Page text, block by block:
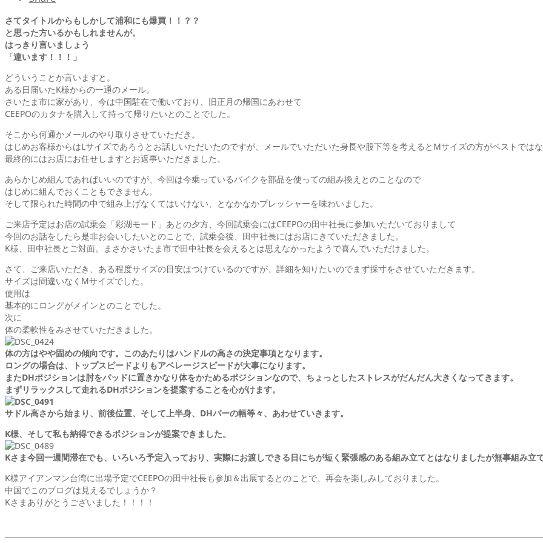
さてタイトルからもしかして浦和にも爆買！！？？
と思った方いるかもしれませんが。
はっきり言いましょう
「違います！！！」
どういうことか言いますと。
ある日届いたK様からの一通のメール。
さいたま市に家があり、今は中国駐在で働いており、旧正月の帰国にあわせて
CEEPOのカタナを購入して持って帰りたいとのことでした。
そこから何通かメールのやり取りさせていただき。
はじめお客様からはLサイズであろうとお話しいただいたのですが、メールでいただいた身長や股下等を考えるとMサイズの方がベストではな
最終的にはお店にお任せしますとお返事いただきました。
あらかじめ組んであればいいのですが、今回は今乗っているバイクを部品を使っての組み換えとのことなので
はじめに組んでおくこともできません。
そして限られた時間の中で組み上げなくてはいけない、となかなかプレッシャーを味わいました。
ご来店予定はお店の試乗会「彩湖モード」あとの夕方、今回試乗会にはCEEPOの田中社長に参加いただいておりまして
今回のお話をしたら是非お会いしたいとのことで、試乗会後、田中社長にはお店にきていただきました。
K様、田中社長とご対面。まさかさいたま市で田中社長を会えるとは思えなかったようで喜んでいただけました。
さて、ご来店いただき、ある程度サイズの目安はつけているのですが、詳細を知りたいのでまず採寸をさせていただきます。
サイズは間違いなくMサイズでした。
使用は
基本的にロングがメインとのことでした。
次に
体の柔軟性をみさせていただきました。
体の方はやや固めの傾向です。このあたりはハンドルの高さの決定事項となります。
ロングの場合は、トップスピードよりもアベレージスピードが大事になります。
またDHポジションは肘をパッドに置きかなり体をかためるポジションなので、ちょっとしたストレスがだんだん大きくなってきます。
まずリラックスして走れるDHポジションを提案することを心がけます。
サドル高さから始まり、前後位置、そして上半身、DHバーの幅等々、あわせていきます。
K様、そして私も納得できるポジションが提案できました。
Kさま今回一週間滞在でも、いろいろ予定入っており、実際にお渡しできる日にちが短く緊張感のある組み立てとはなりましたが無事組み立
K様アイアンマン台湾に出場予定でCEEPOの田中社長も参加＆出展するとのことで、再会を楽しみしておりました。
中国でこのブログは見えるでしょうか？
Kさまありがとうございました！！！！